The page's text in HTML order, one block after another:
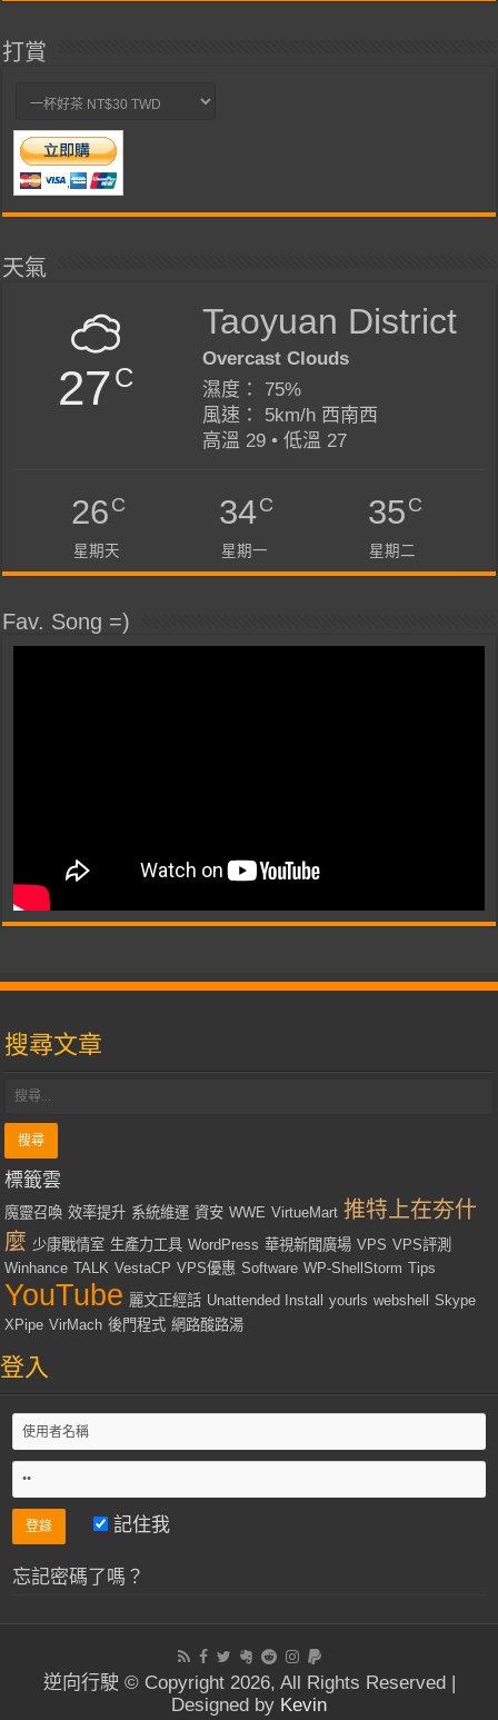
打賞
天氣
27C
Taoyuan District
Overcast Clouds
濕度： 75%
風速： 5km/h 西南西
高溫 29 • 低溫 27
26C
星期天
34C
星期一
35C
星期二
Fav. Song =)
搜尋文章
標籤雲
魔靈召喚 效率提升 系統維運 資安 WWE VirtueMart 推特上在夯什
麼 少康戰情室 生產力工具 WordPress 華視新聞廣場 VPS VPS評測
Winhance TALK VestaCP VPS優惠 Software WP-ShellStorm Tips
YouTube 麗文正經話 Unattended Install yourls webshell
Skype
XPipe VirMach 後門程式 網路酸路湯
登入
記住我
忘記密碼了嗎？
逆向行駛 © Copyright 2026, All Rights Reserved |
Designed by Kevin